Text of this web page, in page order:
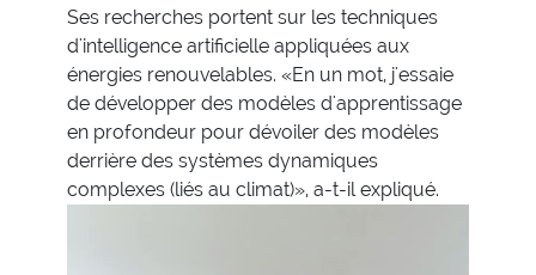
Ses recherches portent sur les techniques
d'intelligence artificielle appliquées aux
énergies renouvelables. «En un mot, j'essaie
de développer des modèles d'apprentissage
en profondeur pour dévoiler des modèles
derrière des systèmes dynamiques
complexes (liés au climat)», a-t-il expliqué.